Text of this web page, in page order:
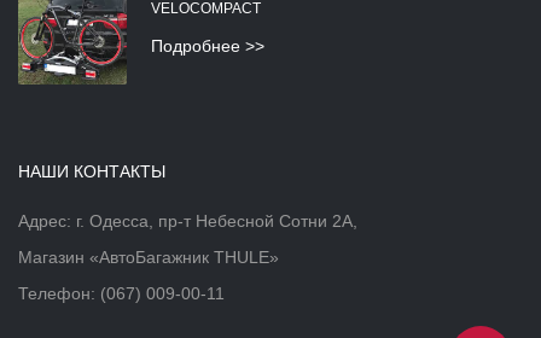
VELOCOMPACT
Подробнее >>
НАШИ КОНТАКТЫ
Адрес: г. Одесса, пр-т Небесной Сотни 2А,
Магазин «АвтоБагажник THULE»
Телефон: (067) 009-00-11